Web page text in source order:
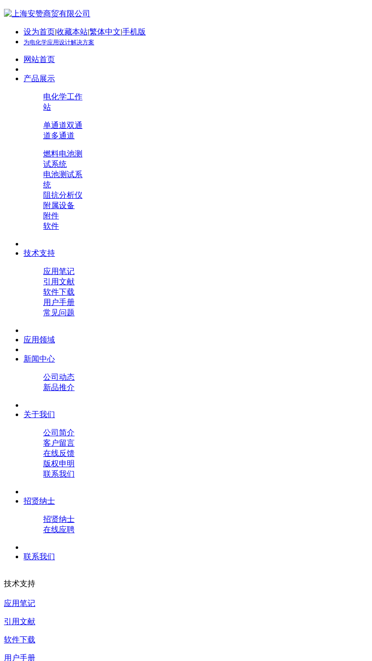
设为首页|收藏本站|繁体中文|手机版
为电化学应用设计解决方案
网站首页
产品展示
电化学工作
站
单通道双通
道多通道
燃料电池测
试系统
电池测试系
统
阻抗分析仪
附属设备
附件
软件
技术支持
应用笔记
引用文献
软件下载
用户手册
常见问题
应用领域
新闻中心
公司动态
新品推介
关于我们
公司简介
客户留言
在线反馈
版权申明
联系我们
招贤纳士
招贤纳士
在线应聘
联系我们
技术支持
应用笔记
引用文献
软件下载
用户手册